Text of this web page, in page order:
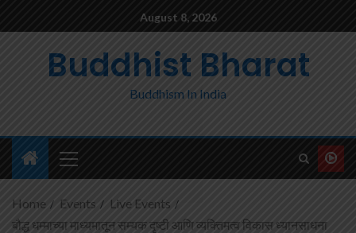
August 8, 2026
Buddhist Bharat
Buddhism In India
Home Events
Live Events
बौद्ध धम्माच्या माध्यमातून सम्यक दृष्टी आणि व्यक्तिमत्व विकास ध्यानसाधना